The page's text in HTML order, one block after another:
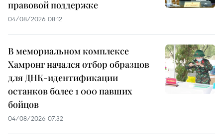
правовой поддержке
04/08/2026 08:12
В мемориальном комплексе
Хамронг начался отбор образцов
для ДНК-идентификации
останков более 1 000 павших
бойцов
04/08/2026 07:32